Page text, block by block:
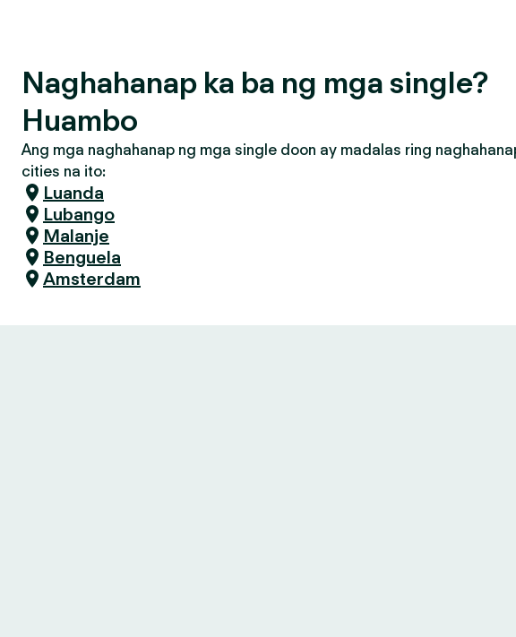
Naghahanap ka ba ng mga single?
Huambo
Ang mga naghahanap ng mga single doon ay madalas ring
cities na ito:
Luanda
Lubango
Malanje
Benguela
Amsterdam